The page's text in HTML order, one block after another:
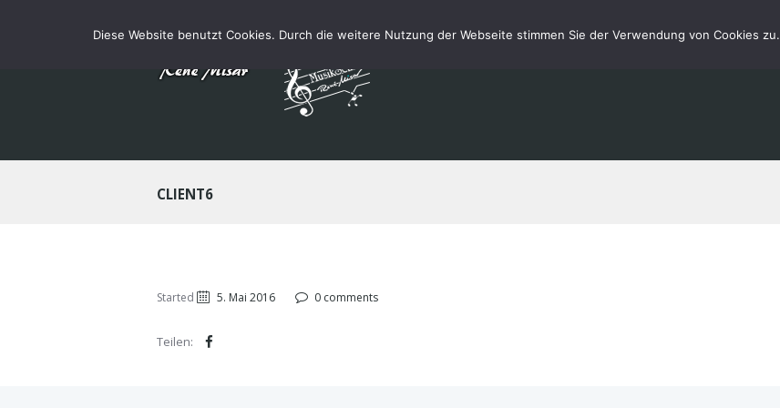
CLIENT6
Started 5. Mai 2016 0 comments
Teilen:
Diese Website benutzt Cookies. Durch die weitere Nutzung der Webseite stimmen Sie der Verwendung von Cookies zu.